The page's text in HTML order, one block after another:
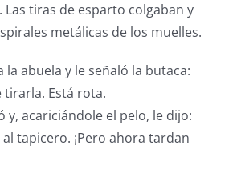
Las tiras de esparto colgaban y
metálicas de los muelles.
la abuela y le señaló la butaca:
tirarla. Está rota.
y, acariciándole el pelo, le dijo:
al tapicero. ¡Pero ahora tardan